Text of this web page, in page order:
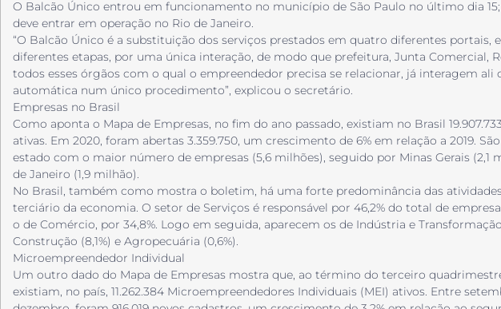
O Balcão Único entrou em funcionamento no município de São Paulo no último dia 15;
deve entrar em operação no Rio de Janeiro.
“O Balcão Único é a substituição dos serviços prestados em quatro diferentes portais,
diferentes etapas, por uma única interação, de modo que prefeitura, Junta Comercial,
todos esses órgãos com o qual o empreendedor precisa se relacionar, já interagem ali
automática num único procedimento”, explicou o secretário.
Empresas no Brasil
Como aponta o Mapa de Empresas, no fim do ano passado, existiam no Brasil
ativas. Em 2020, foram abertas 3.359.750, um crescimento de 6% em relação a 2019.
estado com o maior número de empresas (5,6 milhões), seguido por Minas Gerais (2,1
de Janeiro (1,9 milhão).
No Brasil, também como mostra o boletim, há uma forte predominância das
terciário da economia. O setor de Serviços é responsável por 46,2% do total de
o de Comércio, por 34,8%. Logo em seguida, aparecem os de Indústria e Transformação
Construção (8,1%) e Agropecuária (0,6%).
Microempreendedor Individual
Um outro dado do Mapa de Empresas mostra que, ao término do terceiro
existiam, no país, 11.262.384 Microempreendedores Individuais (MEI) ativos. Entre